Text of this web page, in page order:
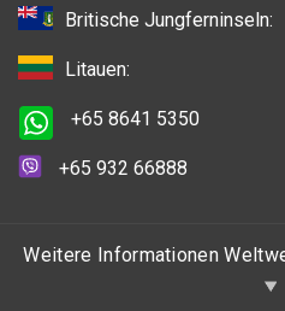
Britische Jungferninseln:
Litauen:
+65 8641 5350
+65 932 66888
Weitere Informationen